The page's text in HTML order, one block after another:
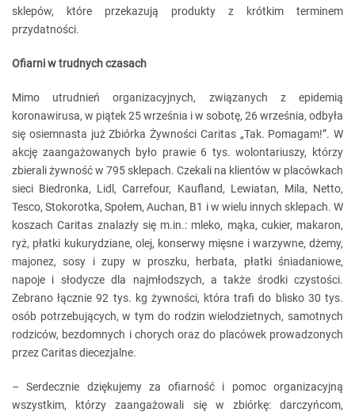
sklepów, które przekazują produkty z krótkim terminem
przydatności.
Ofiarni w trudnych czasach
Mimo utrudnień organizacyjnych, związanych z epidemią
koronawirusa, w piątek 25 września i w sobotę, 26 września, odbyła
się osiemnasta już Zbiórka Żywności Caritas „Tak. Pomagam!”. W
akcję zaangażowanych było prawie 6 tys. wolontariuszy, którzy
zbierali żywność w 795 sklepach. Czekali na klientów w placówkach
sieci Biedronka, Lidl, Carrefour, Kaufland, Lewiatan, Mila, Netto,
Tesco, Stokorotka, Społem, Auchan, B1 i w wielu innych sklepach. W
koszach Caritas znalazły się m.in.: mleko, mąka, cukier, makaron,
ryż, płatki kukurydziane, olej, konserwy mięsne i warzywne, dżemy,
majonez, sosy i zupy w proszku, herbata, płatki śniadaniowe,
napoje i słodycze dla najmłodszych, a także środki czystości.
Zebrano łącznie 92 tys. kg żywności, która trafi do blisko 30 tys.
osób potrzebujących, w tym do rodzin wielodzietnych, samotnych
rodziców, bezdomnych i chorych oraz do placówek prowadzonych
przez Caritas diecezjalne.
– Serdecznie dziękujemy za ofiarność i pomoc organizacyjną
wszystkim, którzy zaangażowali się w zbiórkę: darczyńcom,